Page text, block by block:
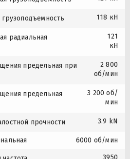
грузоподъемность 118 кН
радиальная
121
кН
предельная при
2 800
об/мин
предельная
3 200 об/
мин
прочности 3.9 kN
6000 об/мин
3950